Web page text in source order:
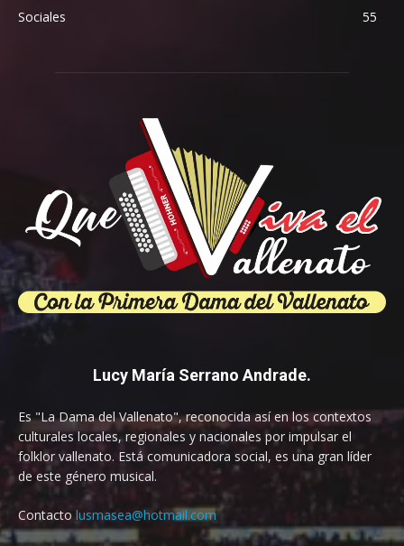
Sociales
55
Lucy María Serrano Andrade.
Es "La Dama del Vallenato", reconocida así en los contextos
culturales locales, regionales y nacionales por impulsar el
folklor vallenato. Está comunicadora social, es una gran líder
de este género musical.
Contacto lusmasea@hotmail.com